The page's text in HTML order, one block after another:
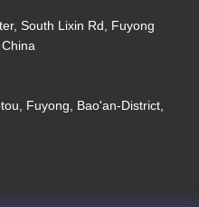
South Lixin Rd, Fuyong
Fuyong, Bao'an-District,